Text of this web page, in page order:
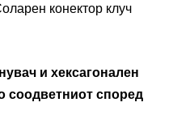
конектор клуч
и хексагонален
соодветниот според